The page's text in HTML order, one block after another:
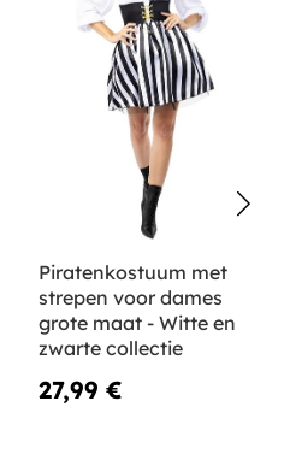
Piratenkostuum met
strepen voor dames
grote maat - Witte en
zwarte collectie
27,99 €